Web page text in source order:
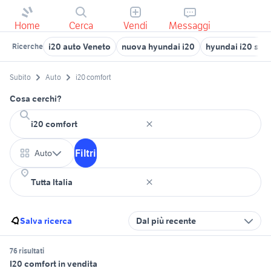
Home Cerca Vendi Messaggi
Ricerche i20 auto Veneto nuova hyundai i20 hyundai i20
Subito Auto i20 comfort
Cosa cerchi?
Auto Filtri
Salva ricerca Dal più recente
76 risultati
I20 comfort in vendita